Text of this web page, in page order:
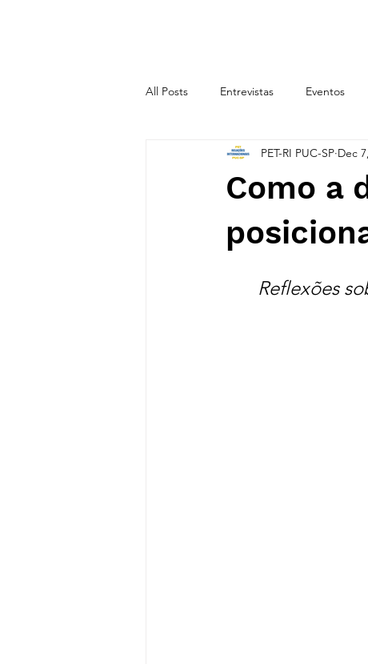
All Posts Entrevistas Eventos
CICLO TEMÁTICO 2020.2
Como a
PET-RI PUC-SP Dec
Reflexões